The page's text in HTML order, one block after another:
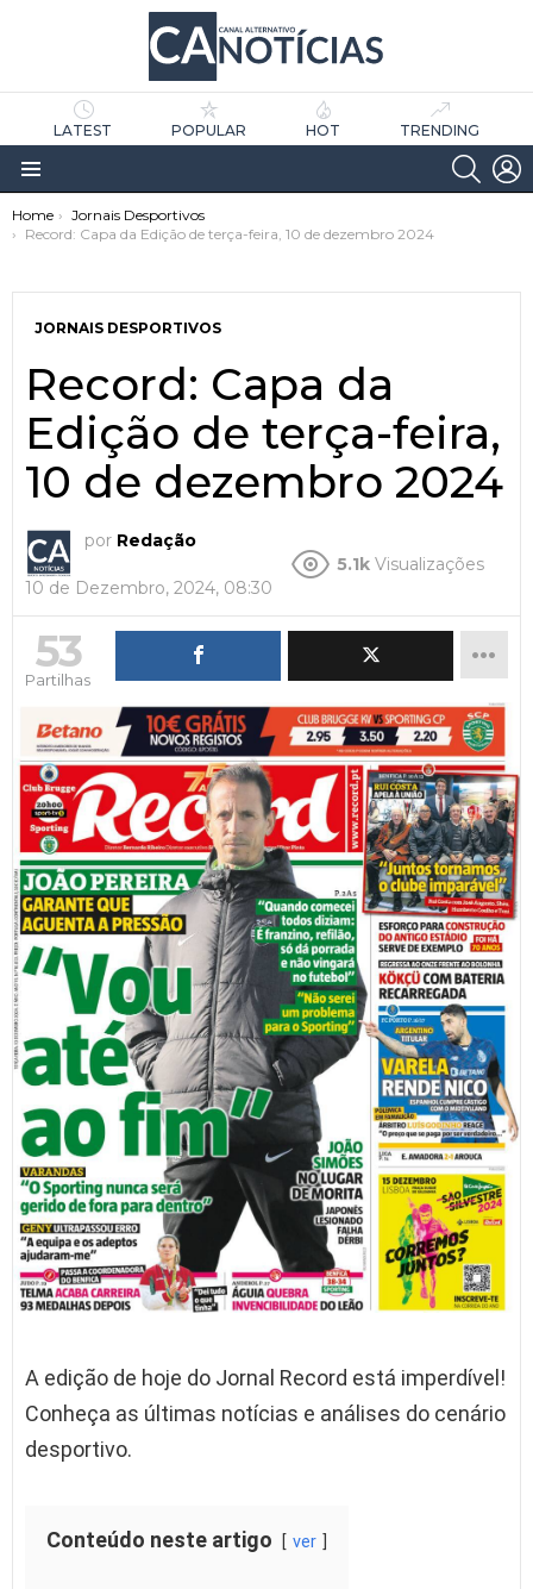
LATEST POPULAR HOT TRENDING
Menu
You are here:
Home
Jornais Desportivos
Record: Capa da Edição de terça-feira, 10 de dezembro 2024
JORNAIS DESPORTIVOS
Record: Capa da
Edição de terça-feira,
10 de dezembro 2024
por Redação
10 de Dezembro, 2024, 08:30
5.1k Visualizações
53
Partilhas
A edição de hoje do Jornal Record está imperdível!
Conheça as últimas notícias e análises do cenário
desportivo.
Conteúdo neste artigo ver